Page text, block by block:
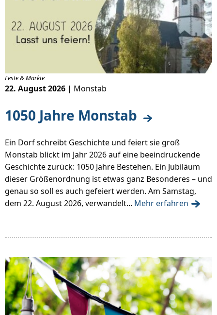
1050 Jahre Monstab
Feste & Märkte
22. August 2026 | Monstab
Ein Dorf schreibt Geschichte und feiert sie groß
Monstab blickt im Jahr 2026 auf eine beeindruckende
Geschichte zurück: 1050 Jahre Bestehen. Ein Jubiläum
dieser Größenordnung ist etwas ganz Besonderes – und
genau so soll es auch gefeiert werden. Am Samstag,
dem 22. August 2026, verwandelt... Mehr erfahren